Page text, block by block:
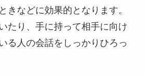
きなどに効果的となります。
たり、手に持って相手に向け
る人の会話をしっかりひろっ